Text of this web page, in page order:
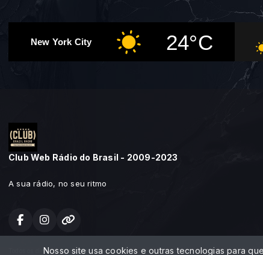
New York City 24°C
Club Web Rádio do Brasil - 2009-2023
A sua rádio, no seu ritmo
Todos os direitos reservados.
Nosso site usa cookies e outras tecnologias para